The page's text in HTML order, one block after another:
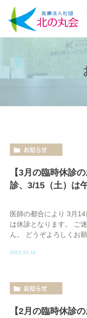
お知らせ
【3月の臨時休診
診、3/15（土）は
医師の都合により 3月
は休診となります。 ご
ん。 どうぞよろしくお
2025.01.11
お知らせ
【2月の臨時休診